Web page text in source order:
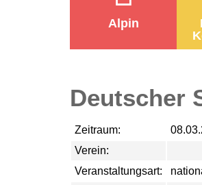
Alpin
Deutscher
Zeitraum:
Verein:
Veranstaltungsart: